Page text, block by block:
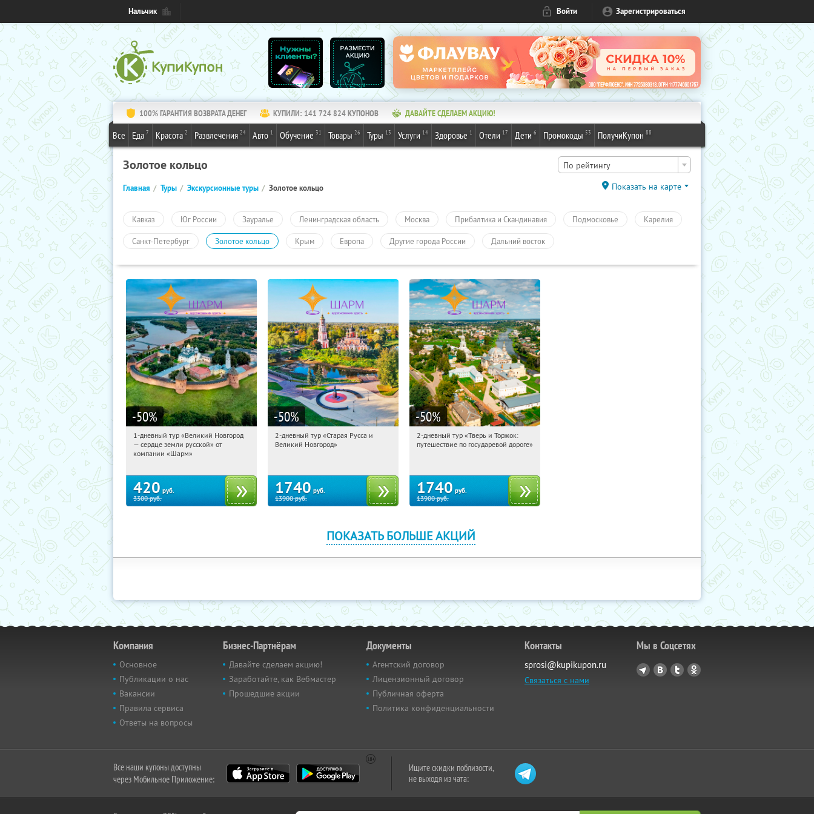
Нальчик Войти Зарегистрироваться
100% ГАРАНТИЯ ВОЗВРАТА ДЕНЕГ КУПИЛИ: 141 724 824КУПОНОВ ДАВАЙТЕ СДЕЛАЕМ АКЦИЮ!
Все Еда 7 Красота 2 Развлечения 24 Авто 1 Обучение 31 Товары 26 Туры 13 Услуги 14 Здоровье 1 Отели 17 Дети 6 Промокоды 53 ПолучиКупон 88
Золотое кольцо По рейтингу
Главная Туры Экскурсионные туры Золотое кольцо Показать на карте
Кавказ Юг России Зауралье Ленинградская область Москва Прибалтика и Скандинавия Подмосковье Карелия
Санкт-Петербург Золотое кольцо Крым Европа Другие города России Дальний восток
-50%
12:57:43 Купили:22
Достоевская
1-дневный тур «Великий Новгород
— сердце земли русской» от
компании «Шарм»
420 руб.
3300руб.
-50%
12:57:43 Купили:
2-дневный тур «Старая Русса и
Великий Новгород»
1740 руб.
13900руб.
-50%
12:57:43 Купили:
2-дневный тур «Тверь и Торжок:
путешествие по государевой дороге»
1740 руб.
13900руб.
ПОКАЗАТЬ БОЛЬШЕ АКЦИЙ
Компания
Основное
Публикации о нас
Вакансии
Правила сервиса
Ответы на вопросы
Бизнес-Партнёрам
Давайте сделаем акцию!
Заработайте, как Вебмастер
Прошедшие акции
Документы
Агентский договор
Лицензионный договор
Публичная оферта
Политика конфиденциальности
Контакты
sprosi@kupikupon.ru
Связаться с нами
Мы в Соцсетях
Все наши купоны доступны
через Мобильное Приложение:
Ищите скидки поблизости,
не выходя из чата: